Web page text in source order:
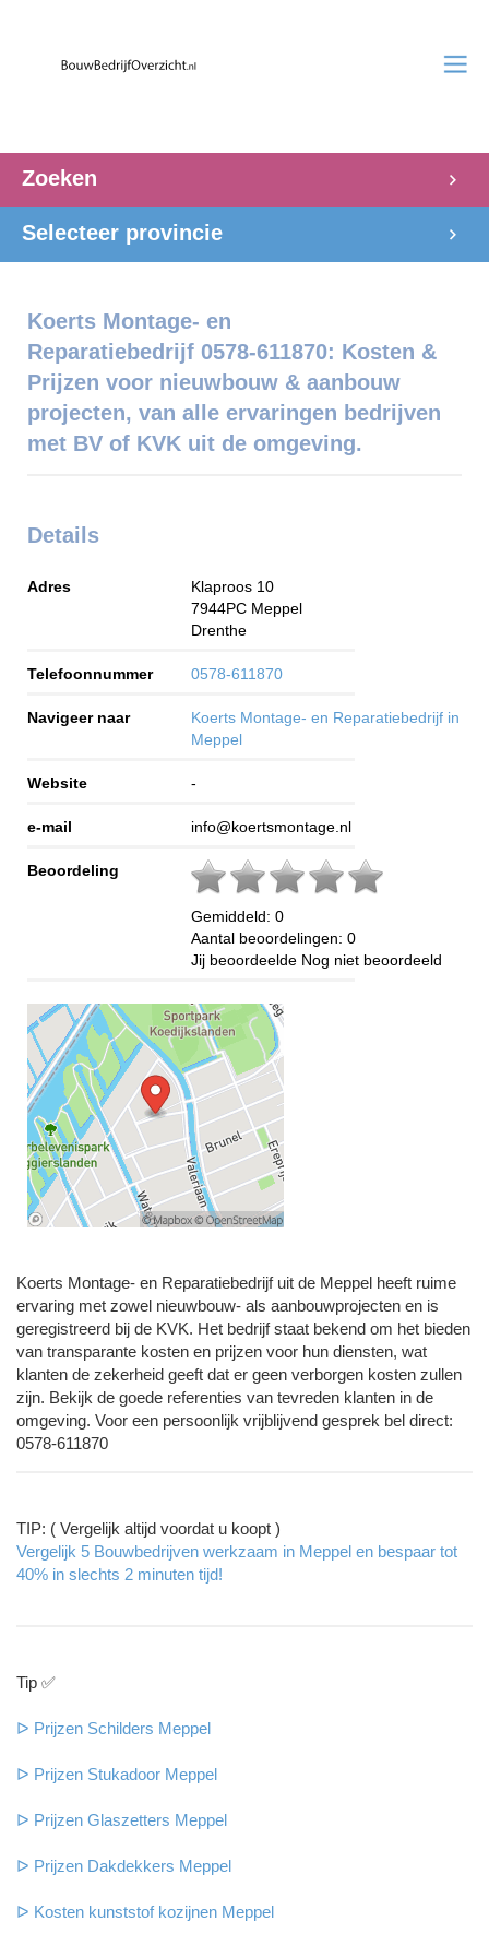
Zoeken
Selecteer provincie
Koerts Montage- en
Reparatiebedrijf 0578-611870: Kosten &
Prijzen voor nieuwbouw & aanbouw
projecten, van alle ervaringen bedrijven
met BV of KVK uit de omgeving.
Details
Adres
Klaproos 10
7944PC Meppel
Drenthe
Telefoonnummer 0578-611870
Navigeer naar
Koerts Montage- en Reparatiebedrijf in
Meppel
Website -
e-mail info@koertsmontage.nl
Beoordeling
Gemiddeld: 0
Aantal beoordelingen: 0
Jij beoordeelde Nog niet beoordeeld
Koerts Montage- en Reparatiebedrijf uit de Meppel heeft ruime
ervaring met zowel nieuwbouw- als aanbouwprojecten en is
geregistreerd bij de KVK. Het bedrijf staat bekend om het bieden
van transparante kosten en prijzen voor hun diensten, wat
klanten de zekerheid geeft dat er geen verborgen kosten zullen
zijn. Bekijk de goede referenties van tevreden klanten in de
omgeving. Voor een persoonlijk vrijblijvend gesprek bel direct:
0578-611870
TIP: ( Vergelijk altijd voordat u koopt )
Vergelijk 5 Bouwbedrijven werkzaam in Meppel en bespaar tot
40% in slechts 2 minuten tijd!
Tip ✅
ᐅ Prijzen Schilders Meppel
ᐅ Prijzen Stukadoor Meppel
ᐅ Prijzen Glaszetters Meppel
ᐅ Prijzen Dakdekkers Meppel
ᐅ Kosten kunststof kozijnen Meppel